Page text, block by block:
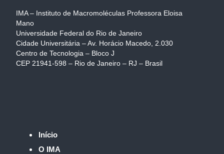
IMA – Instituto de Macromoléculas Professora Eloisa
Mano
Universidade Federal do Rio de Janeiro
Cidade Universitária – Av. Horácio Macedo, 2.030
Centro de Tecnologia – Bloco J
CEP 21941-598 – Rio de Janeiro – RJ – Brasil
Início
O IMA